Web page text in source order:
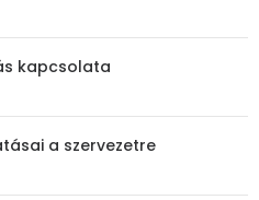
kapcsolata
a szervezetre